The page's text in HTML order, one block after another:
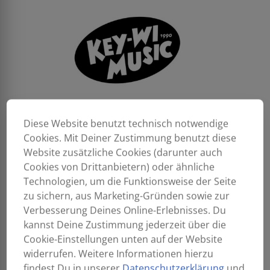
Diese Website benutzt technisch notwendige
Cookies. Mit Deiner Zustimmung benutzt diese
Website zusätzliche Cookies (darunter auch
Cookies von Drittanbietern) oder ähnliche
Technologien, um die Funktionsweise der Seite
zu sichern, aus Marketing-Gründen sowie zur
Verbesserung Deines Online-Erlebnisses. Du
kannst Deine Zustimmung jederzeit über die
Cookie-Einstellungen unten auf der Website
widerrufen. Weitere Informationen hierzu